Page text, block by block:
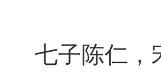
七子陈仁，